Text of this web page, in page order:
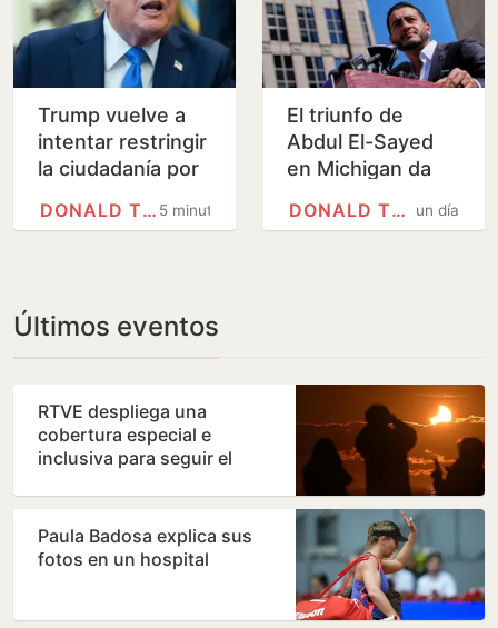
Trump vuelve a
intentar restringir
la ciudadanía por
la sentencia del5 minutos
DONALD TRUMP
El triunfo de
Abdul El-Sayed
en Michigan da
más progresista
un día
DONALD TRUMP
Últimos eventos
RTVE despliega una
cobertura especial e
inclusiva para seguir el
agosto
Paula Badosa explica sus
fotos en un hospital